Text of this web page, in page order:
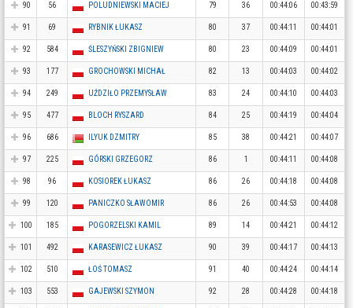
90 56 POLUDNIEWSKI MACIEJ 79 36 00:44:06 00:43:59
91 69 RYBNIK ŁUKASZ 80 37 00:44:11 00:44:01
92 584 ŚLESZYŃSKI ZBIGNIEW 80 23 00:44:09 00:44:01
93 177 GROCHOWSKI MICHAŁ 82 13 00:44:03 00:44:02
94 249 UŹDZIŁO PRZEMYSŁAW 83 24 00:44:10 00:44:03
95 477 BLOCH RYSZARD 84 25 00:44:19 00:44:04
96 686 ILYUK DZMITRY 85 38 00:44:21 00:44:07
97 225 GÓRSKI GRZEGORZ 86 1 00:44:11 00:44:08
98 96 KOSIOREK ŁUKASZ 86 26 00:44:18 00:44:08
99 120 PANICZKO SŁAWOMIR 86 26 00:44:53 00:44:08
100 185 POGORZELSKI KAMIL 89 14 00:44:21 00:44:12
101 492 KARASEWICZ ŁUKASZ 90 39 00:44:17 00:44:13
102 510 ŁOŚ TOMASZ 91 40 00:44:24 00:44:14
103 553 GAJEWSKI SZYMON 92 28 00:44:28 00:44:18